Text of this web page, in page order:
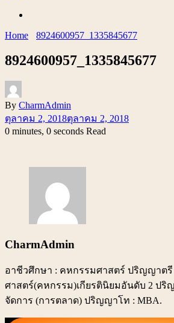
Home 8924600957_1335845677
8924600957_1335845677
By CharmAdmin
ตุลาคม 2, 2018ตุลาคม 2, 2018
0 minutes, 0 seconds Read
CharmAdmin
อาชีวศึกษา : คหกรรมศาสตร์ ปริญญาตรี
ศาสตร์(คหกรรม)เกียรตินิยมอันดับ 2 ปริ
จัดการ (การตลาด) ปริญญาโท : MBA.